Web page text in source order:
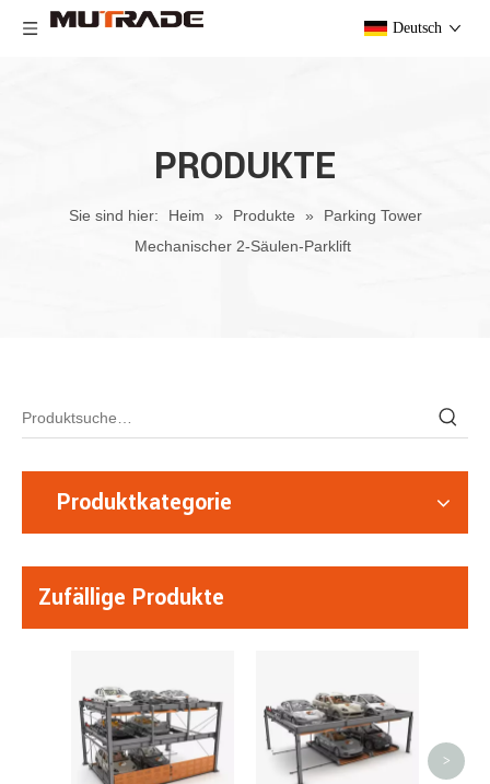
Deutsch
PRODUKTE
Sie sind hier: Heim » Produkte »
Parking Tower
Mechanischer 2-Säulen-Parklift
Produktkategorie
Zufällige Produkte
>